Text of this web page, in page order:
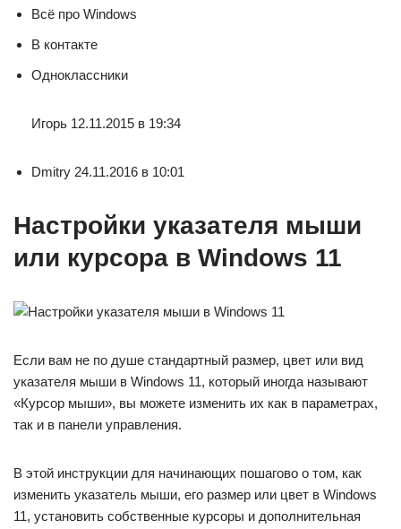
Всё про Windows
В контакте
Одноклассники
Игорь 12.11.2015 в 19:34
Dmitry 24.11.2016 в 10:01
Настройки указателя мыши
или курсора в Windows 11
Если вам не по душе стандартный размер, цвет или вид
указателя мыши в Windows 11, который иногда называют
«Курсор мыши», вы можете изменить их как в параметрах,
так и в панели управления.
В этой инструкции для начинающих пошагово о том, как
изменить указатель мыши, его размер или цвет в Windows
11, установить собственные курсоры и дополнительная